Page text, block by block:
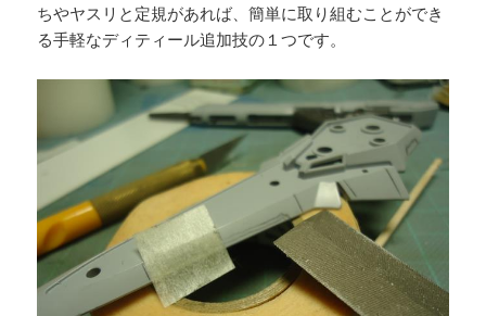
ちやヤスリと定規があれば、簡単に取り組むことができ
る手軽なディティール追加技の１つです。